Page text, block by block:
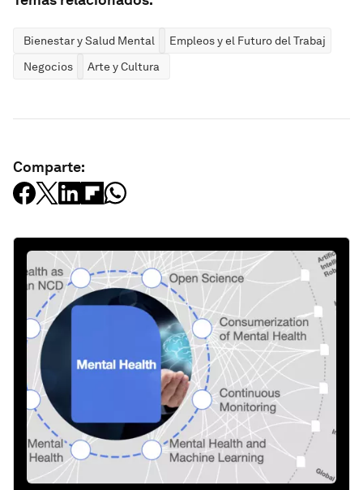
Bienestar y Salud Mental
Empleos y el Futuro del Trabajo
Negocios
Arte y Cultura
Comparte: